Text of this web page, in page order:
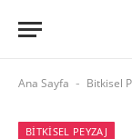
Ana Sayfa - Bitkisel
BITKISEL PEYZAJ